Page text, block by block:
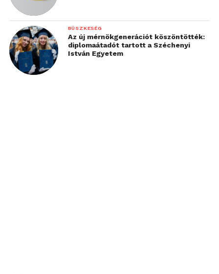
BÜSZKESÉG
Az új mérnökgenerációt köszöntötték:
diplomaátadót tartott a Széchenyi
István Egyetem